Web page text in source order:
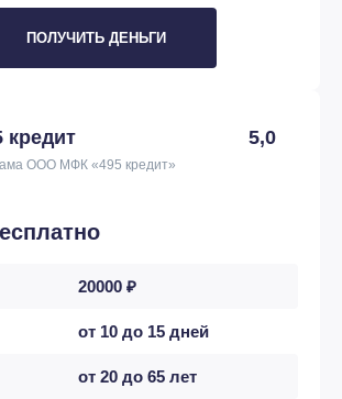
ПОЛУЧИТЬ ДЕНЬГИ
кредит 5,0
ООО МФК «495 кредит»
20000 ₽
от 10 до 15 дней
от 20 до 65 лет